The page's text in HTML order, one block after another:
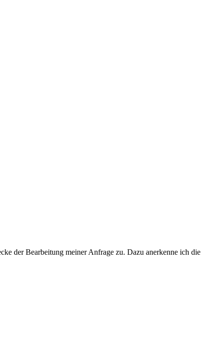
der Bearbeitung meiner Anfrage zu. Dazu anerkenne ich die